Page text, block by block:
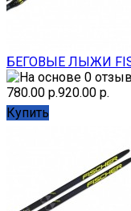
БЕГОВЫЕ ЛЫЖИ
780.00 р.920.00 р.
Купить